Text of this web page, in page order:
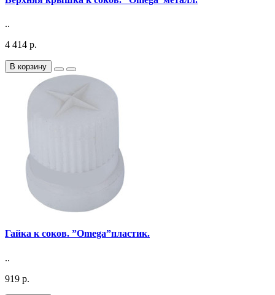
..
4 414 р.
В корзину
Гайка к соков. ”Omega”пластик.
..
919 р.